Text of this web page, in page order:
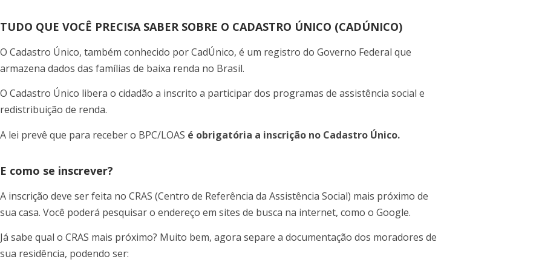
TUDO QUE VOCÊ PRECISA SABER SOBRE O CADASTRO ÚNICO (CADÚNICO)
O Cadastro Único, também conhecido por CadÚnico, é um registro do Governo Federal que
armazena dados das famílias de baixa renda no Brasil.
O Cadastro Único libera o cidadão a inscrito a participar dos programas de assistência social e
redistribuição de renda.
A lei prevê que para receber o BPC/LOAS é obrigatória a inscrição no Cadastro Único.
E como se inscrever?
A inscrição deve ser feita no CRAS (Centro de Referência da Assistência Social) mais próximo de
sua casa. Você poderá pesquisar o endereço em sites de busca na internet, como o Google.
Já sabe qual o CRAS mais próximo? Muito bem, agora separe a documentação dos moradores de
sua residência, podendo ser: